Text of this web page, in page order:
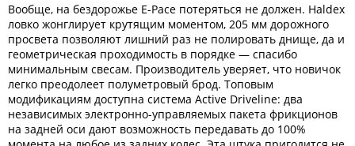
Вообще, на бездорожье E-Pace потеряться не должен. Haldex
ловко жонглирует крутящим моментом, 205 мм дорожного
просвета позволяют лишний раз не полировать днище, да и
геометрическая проходимость в порядке — спасибо
минимальным свесам. Производитель уверяет, что новичок
легко преодолеет полуметровый брод. Топовым
модификациям доступна система Active Driveline: два
независимых электронно-управляемых пакета фрикционов
на задней оси дают возможность передавать до 100%